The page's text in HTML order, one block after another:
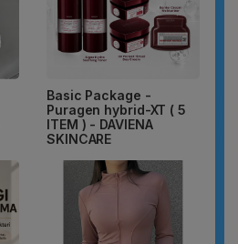
Basic Package -
Puragen hybrid-XT ( 5
ITEM ) - DAVIENA
SKINCARE